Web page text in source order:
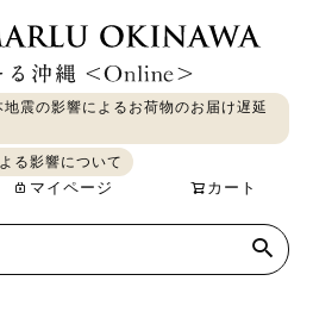
震の影響によるお荷物のお届け遅延
る影響について
ガラス シーサー 染織 食品
マイページ カート
ジ
へ